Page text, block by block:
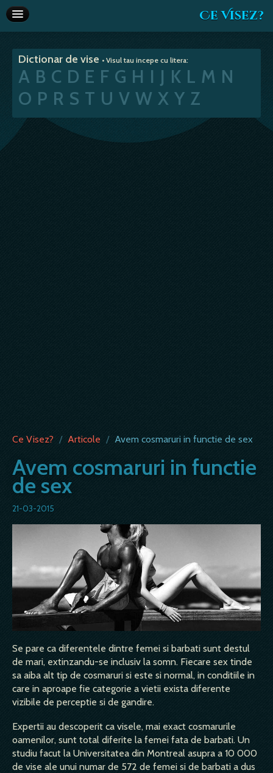
Ce Visez?
Interpretare vise
Articole
Va recomandam
Dictionar de vise • Visul tau incepe cu litera:
A B C D E F G H I J K L M N
O P R S T U V W X Y Z
Ce Visez? / Articole / Avem cosmaruri in functie de sex
Avem cosmaruri in functie
de sex
21-03-2015
Se pare ca diferentele dintre femei si barbati sunt destul
de mari, extinzandu-se inclusiv la somn. Fiecare sex tinde
sa aiba alt tip de cosmaruri si este si normal, in conditiile in
care in aproape fie categorie a vietii exista diferente
vizibile de perceptie si de gandire.
Expertii au descoperit ca visele, mai exact cosmarurile
oamenilor, sunt total diferite la femei fata de barbati. Un
studiu facut la Universitatea din Montreal asupra a 10 000
de vise ale unui numar de 572 de femei si de barbati a dus